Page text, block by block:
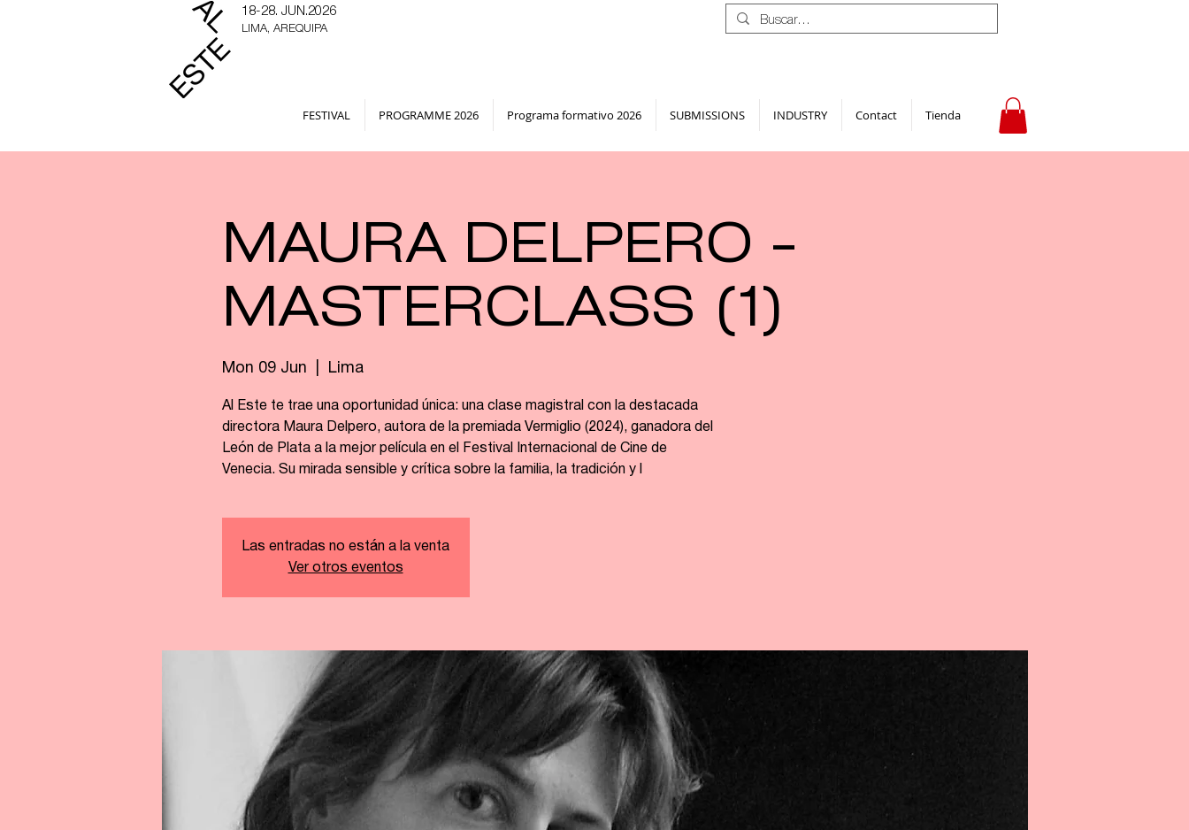
18-28. JUN.2026
LIMA, AREQUIPA
FESTIVAL PROGRAMME 2026 Programa formativo 2026 SUBMISSIONS INDUSTRY Contact Tienda
MAURA DELPERO -
MASTERCLASS (1)
Mon 09 Jun Lima
Al Este te trae una oportunidad única: una clase magistral con la destacada
directora Maura Delpero, autora de la premiada Vermiglio (2024), ganadora del
León de Plata a la mejor película en el Festival Internacional de Cine de
Venecia. Su mirada sensible y crítica sobre la familia, la tradición y l
Las entradas no están a la venta
Ver otros eventos